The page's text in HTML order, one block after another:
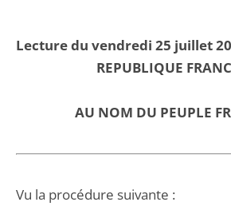
Lecture du vendredi 25 juillet
REPUBLIQUE
AU NOM DU PEUPLE
Vu la procédure suivante :